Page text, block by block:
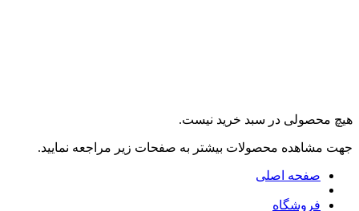
هیچ محصولی در سبد خرید نیست.
جهت مشاهده محصولات بیشتر به صفحات زیر مراجعه نمایید.
صفحه اصلی
فروشگاه